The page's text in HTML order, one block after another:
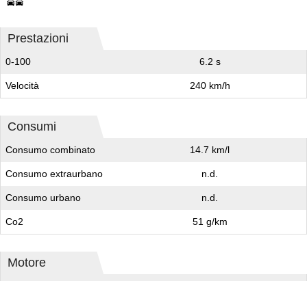
Prestazioni
0-100 6.2 s
Velocità 240 km/h
Consumi
Consumo combinato 14.7 km/l
Consumo extraurbano n.d.
Consumo urbano n.d.
Co2 51 g/km
Motore